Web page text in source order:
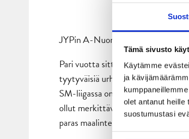
Tämä sivusto
Käytämme
ja
olet antanut heille
suostumustasi
JYPin A-Nuorten päävalmentaja
Pari vuotta sitten organisaatio
tyytyväisiä urheilullisen sisällön
SM-liigassa on syntynyt siihen
ollut merkittävä tekijä siinä
paras maalintekijäjoukkue 4,1